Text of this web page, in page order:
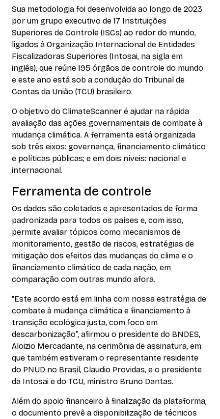
Sua metodologia foi desenvolvida ao longo de 2023
por um grupo executivo de 17 Instituições
Superiores de Controle (ISCs) ao redor do mundo,
ligados à Organização Internacional de Entidades
Fiscalizadoras Superiores (Intosai, na sigla em
inglês), que reúne 195 órgãos de controle do mundo
e este ano está sob a condução do Tribunal de
Contas da União (TCU) brasileiro.
O objetivo do ClimateScanner é ajudar na rápida
avaliação das ações governamentais de combate à
mudança climática. A ferramenta está organizada
sob três eixos: governança, financiamento climático
e políticas públicas; e em dois níveis: nacional e
internacional.
Ferramenta de controle
Os dados são coletados e apresentados de forma
padronizada para todos os países e, com isso,
permite avaliar tópicos como mecanismos de
monitoramento, gestão de riscos, estratégias de
mitigação dos efeitos das mudanças do clima e o
financiamento climático de cada nação, em
comparação com outras mundo afora.
“Este acordo está em linha com nossa estratégia de
combate à mudança climática e financiamento à
transição ecológica justa, com foco em
descarbonização”, afirmou o presidente do BNDES,
Aloizio Mercadante, na cerimônia de assinatura, em
que também estiveram o representante residente
do PNUD no Brasil, Claudio Providas, e o presidente
da Intosai e do TCU, ministro Bruno Dantas.
Além do apoio financeiro à finalização da plataforma,
o documento prevê a disponibilização de técnicos